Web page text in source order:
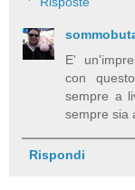
E'
con
sempre a
sempre sia
Rispondi